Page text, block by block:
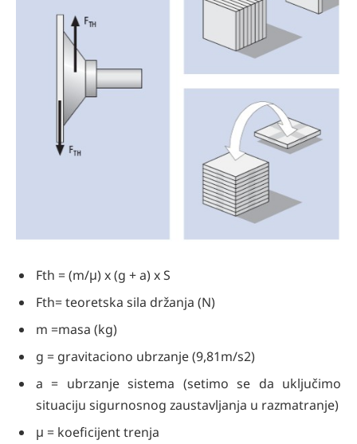
Fth = (m/μ) x (g + a) x S
Fth= teoretska sila držanja (N)
m =masa (kg)
g = gravitaciono ubrzanje (9,81m/s2)
a = ubrzanje sistema (setimo se da uključimo
situaciju sigurnosnog zaustavljanja u razmatranje)
μ = koeficijent trenja